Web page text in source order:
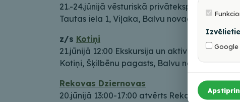
21.-24.jūnijā vēsturiskā privātekspozīcija
Tautas iela 1, Viļaka, Balvu novads
z/s Kotiņi
21.jūnijā 12:00 Ekskursija un aktivitātes
Kotiņi, Šķilbēnu pagasts, Balvu novads,
Rekovas Dziernovas
20.jūnijā 13:00-17:00 atvērts Rekovas
Google